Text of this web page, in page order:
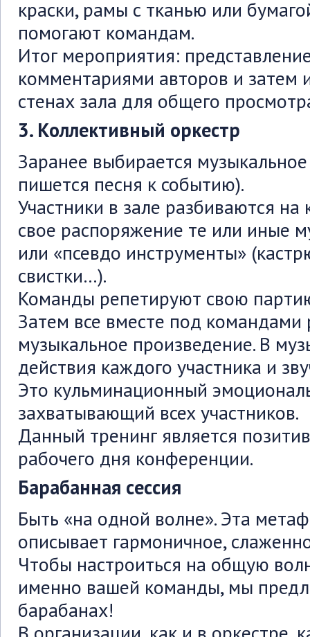
краски, рамы с тканью или
помогают командам.
Итог мероприятия:
комментариями авторов и затем
стенах зала для общего
3. Коллективный оркестр
Заранее выбирается
пишется песня к событию).
Участники в зале разбиваются
свое распоряжение те или иные
или «псевдо инструменты»
свистки…).
Команды репетируют свою
Затем все вместе под командами
музыкальное произведение. В
действия каждого участника и
Это кульминационный
захватывающий всех участников.
Данный тренинг является
рабочего дня конференции.
Барабанная сессия
Быть «на одной волне». Эта
описывает гармоничное,
Чтобы настроиться на общую
именно вашей команды, мы
барабанах!